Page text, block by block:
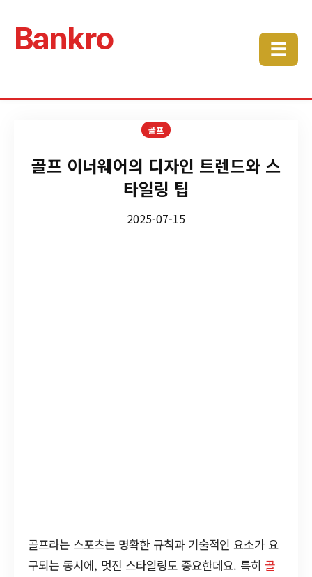
Bankro ☰
골프
골프 이너웨어의 디자인 트렌드와 스
타일링 팁
2025-07-15
골프라는 스포츠는 명확한 규칙과 기술적인 요소가 요
구되는 동시에, 멋진 스타일링도 중요한데요. 특히 골